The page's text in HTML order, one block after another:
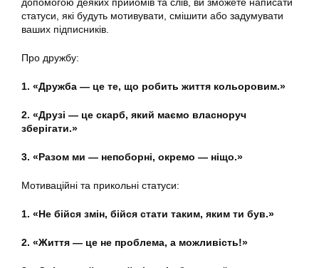
допомогою деяких прийомів та слів, ви зможете написати
статуси, які будуть мотивувати, смішити або задумувати
ваших підписників.
Про дружбу:
1. «Дружба — це те, що робить життя кольоровим.»
2. «Друзі — це скарб, який маємо власноруч
зберігати.»
3. «Разом ми — непоборні, окремо — ніщо.»
Мотиваційні та прикольні статуси:
1. «Не бійся змін, бійся стати таким, яким ти був.»
2. «Життя — це не проблема, а можливість!»